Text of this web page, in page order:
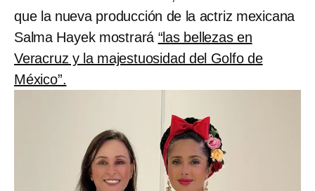
que la nueva producción de la actriz mexicana
Salma Hayek mostrará “las bellezas en
Veracruz y la majestuosidad del Golfo de
México”.